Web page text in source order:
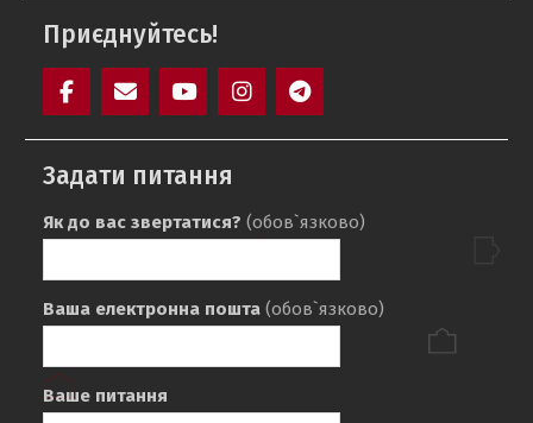
Приєднуйтесь!
Задати питання
Як до вас звертатися? (обов`язково)
Ваша електронна пошта (обов`язково)
Ваше питання